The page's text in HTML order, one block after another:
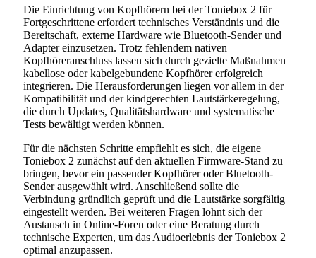
Die Einrichtung von Kopfhörern bei der Toniebox 2 für
Fortgeschrittene erfordert technisches Verständnis und die
Bereitschaft, externe Hardware wie Bluetooth-Sender und
Adapter einzusetzen. Trotz fehlendem nativen
Kopfhöreranschluss lassen sich durch gezielte Maßnahmen
kabellose oder kabelgebundene Kopfhörer erfolgreich
integrieren. Die Herausforderungen liegen vor allem in der
Kompatibilität und der kindgerechten Lautstärkeregelung,
die durch Updates, Qualitätshardware und systematische
Tests bewältigt werden können.
Für die nächsten Schritte empfiehlt es sich, die eigene
Toniebox 2 zunächst auf den aktuellen Firmware-Stand zu
bringen, bevor ein passender Kopfhörer oder Bluetooth-
Sender ausgewählt wird. Anschließend sollte die
Verbindung gründlich geprüft und die Lautstärke sorgfältig
eingestellt werden. Bei weiteren Fragen lohnt sich der
Austausch in Online-Foren oder eine Beratung durch
technische Experten, um das Audioerlebnis der Toniebox 2
optimal anzupassen.